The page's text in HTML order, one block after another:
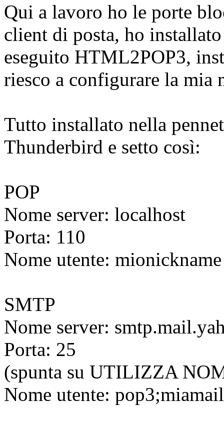
Qui a lavoro ho le porte
client di posta, ho
eseguito HTML2POP3,
riesco a configurare la mia
Tutto installato nella
Thunderbird e setto così:
POP
Nome server: localhost
Porta: 110
Nome utente: mionickname
SMTP
Nome server:
Porta: 25
(spunta su UTILIZZA
Nome utente: